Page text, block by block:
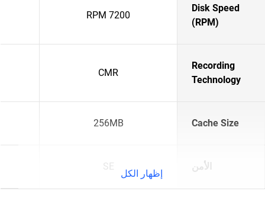
Disk Speed
(RPM)
7200 RPM
Recording
Technology
CMR
Cache Size
256MB
الأمن SE
إظهار الكل